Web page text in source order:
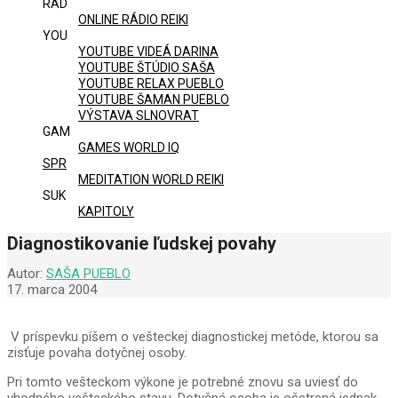
RAD
ONLINE RÁDIO REIKI
YOU
YOUTUBE VIDEÁ DARINA
YOUTUBE ŠTÚDIO SAŠA
YOUTUBE RELAX PUEBLO
YOUTUBE ŠAMAN PUEBLO
VÝSTAVA SLNOVRAT
GAM
GAMES WORLD IQ
SPR
MEDITATION WORLD REIKI
SUK
KAPITOLY
Diagnostikovanie ľudskej povahy
Autor: SAŠA PUEBLO
17. marca 2004
V príspevku píšem o vešteckej diagnostickej metóde, ktorou sa
zisťuje povaha dotyčnej osoby.
Pri tomto vešteckom výkone je potrebné znovu sa uviesť do